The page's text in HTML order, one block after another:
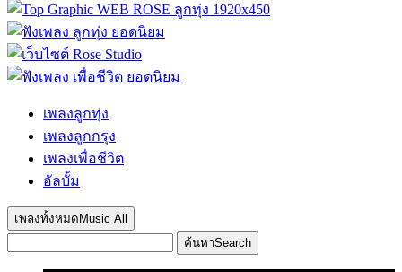
เพลงลูกทุ่ง
เพลงลูกกรุง
เพลงเพื่อชีวิต
อัลบั้ม
เพลงทั้งหมด Music All
ค้นหาSearch